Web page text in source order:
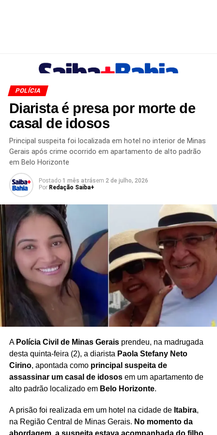
POLÍCIA
Diarista é presa por morte de
casal de idosos
Principal suspeita foi localizada em hotel no interior de Minas
Gerais após crime ocorrido em apartamento de alto padrão
em Belo Horizonte
Postado 1 mês atrásem 2 de julho, 2026
Por Redação Saiba+
A Polícia Civil de Minas Geraisprendeu, na madrugada
desta quinta-feira (2), a diarista Paola Stefany Neto
Cirino, apontada como principal suspeita de
assassinar um casal de idososem um apartamento de
alto padrão localizado em Belo Horizonte.
A prisão foi realizada em um hotel na cidade de Itabira,
na Região Central de Minas Gerais. No momento da
abordagem, a suspeita estava acompanhada do filho